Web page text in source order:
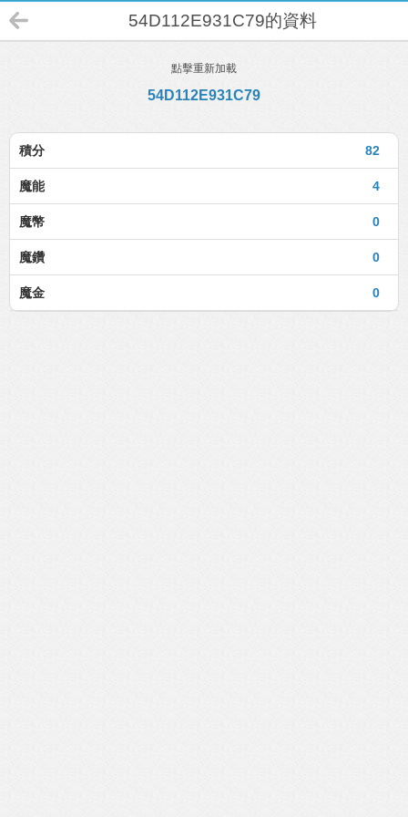
54D112E931C79的資料
點擊重新加載
54D112E931C79
82
積分
4
魔能
0
魔幣
0
魔鑽
0
魔金